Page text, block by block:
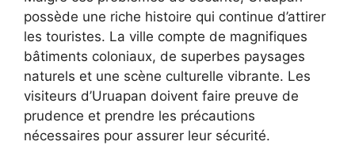
possède une riche histoire qui continue d’attirer
les touristes. La ville compte de magnifiques
bâtiments coloniaux, de superbes paysages
naturels et une scène culturelle vibrante. Les
visiteurs d’Uruapan doivent faire preuve de
prudence et prendre les précautions
nécessaires pour assurer leur sécurité.